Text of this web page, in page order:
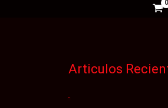
Articulos